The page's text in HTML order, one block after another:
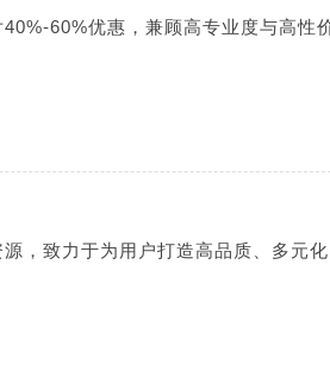
60%优惠，兼顾高专业度与高性
，致力于为用户打造高品质、多元